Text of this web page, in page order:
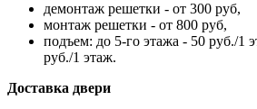
демонтаж решетки - от 300 руб,
монтаж решетки - от 800 руб,
подъем: до 5-го этажа - 50 руб./1
руб./1 этаж.
Доставка двери